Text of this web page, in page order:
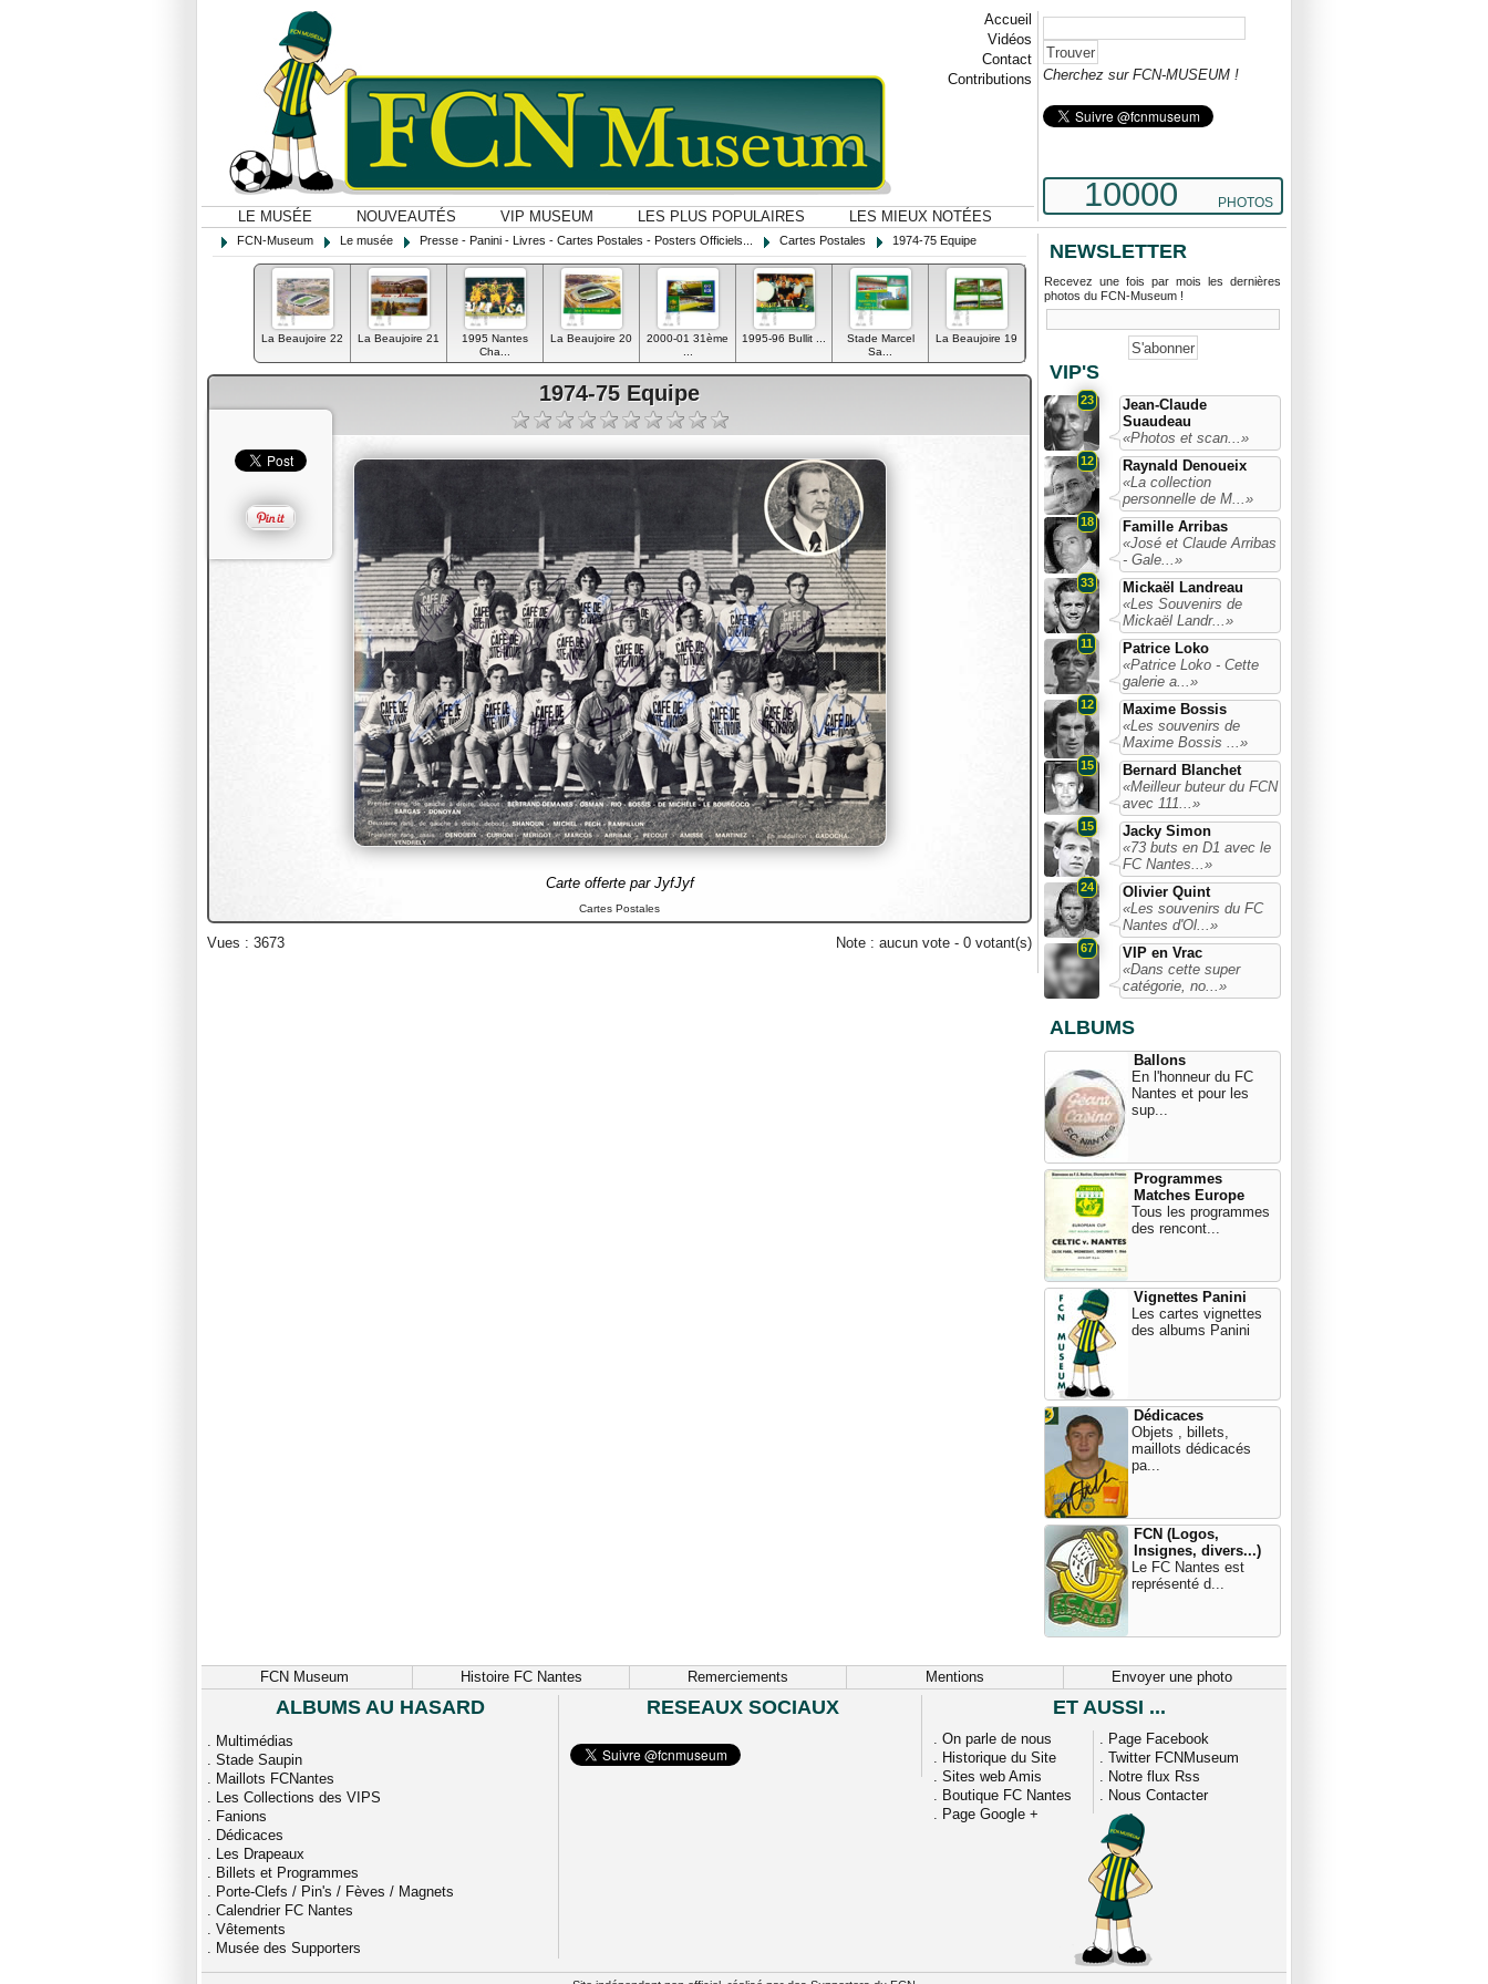
Accueil
Vidéos
Contact
Contributions
LE MUSÉE NOUVEAUTÉS VIP MUSEUM LES PLUS POPULAIRES LES MIEUX NOTÉES
Cherchez sur FCN-MUSEUM !
10000 PHOTOS
FCN-Museum Le musée Presse - Panini - Livres - Cartes Postales - Posters Officiels... Cartes Postales 1974-75 Equipe
La Beaujoire 22 La Beaujoire 21
1995 Nantes
Cha...
La Beaujoire 20
2000-01 31ème
1995-96 Bullit ...
Stade Marcel
Sa...
La Beaujoire 19
1974-75 Equipe
Carte offerte par JyfJyf
Cartes Postales
Vues : 3673 Note : aucun vote - 0 votant(s)
NEWSLETTER
Recevez une fois par mois les dernières
photos du FCN-Museum !
VIP'S
23
Jean-Claude
Suaudeau
«Photos et scan...»
12
Raynald Denoueix
«La collection
personnelle de M...»
18
Famille Arribas
«José et Claude Arribas
- Gale...»
33
Mickaël Landreau
«Les Souvenirs de
Mickaël Landr...»
11
Patrice Loko
«Patrice Loko - Cette
galerie a...»
12
Maxime Bossis
«Les souvenirs de
Maxime Bossis ...»
15
Bernard Blanchet
«Meilleur buteur du FCN
avec 111...»
15
Jacky Simon
«73 buts en D1 avec le
FC Nantes...»
24
Olivier Quint
«Les souvenirs du FC
Nantes d'Ol...»
67
VIP en Vrac
«Dans cette super
catégorie, no...»
ALBUMS
Ballons
En l'honneur du FC
Nantes et pour les
sup...
Programmes
Matches Europe
Tous les programmes
des rencont...
Vignettes Panini
Les cartes vignettes
des albums Panini
Dédicaces
Objets , billets,
maillots dédicacés
pa...
FCN (Logos,
Insignes, divers...)
Le FC Nantes est
représenté d...
FCN Museum Histoire FC Nantes Remerciements Mentions Envoyer une photo
ALBUMS AU HASARD
. Multimédias
. Stade Saupin
. Maillots FCNantes
. Les Collections des VIPS
. Fanions
. Dédicaces
. Les Drapeaux
. Billets et Programmes
. Porte-Clefs / Pin's / Fèves / Magnets
. Calendrier FC Nantes
. Vêtements
. Musée des Supporters
RESEAUX SOCIAUX ET AUSSI ...
. On parle de nous
. Historique du Site
. Sites web Amis
. Boutique FC Nantes
. Page Google +
. Page Facebook
. Twitter FCNMuseum
. Notre flux Rss
. Nous Contacter